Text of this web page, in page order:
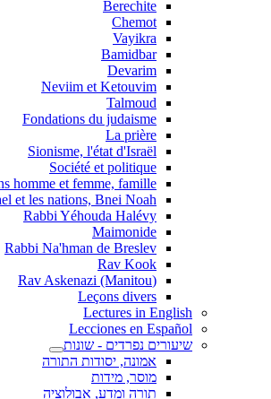
Berechite
Chemot
Vayikra
Bamidbar
Devarim
Neviim et Ketouvim
Talmoud
Fondations du judaisme
La prière
Sionisme, l'état d'Israël
Société et politique
homme et femme, famille
et les nations, Bnei Noah
Rabbi Yéhouda Halévy
Maimonide
Rabbi Na'hman de Breslev
Rav Kook
(Rav Askenazi (Manitou
Leçons divers
Lectures in English
Lecciones en Español
שיעורים נפרדים - שונות
אמונה, יסודות התורה
מוסר, מידות
תורה ומדע, אבולוציה